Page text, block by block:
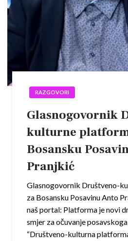
RAZGOVORI
Glasnogovornik
kulturne
Bosansku
Pranjkić
Glasnogovornik Društveno-
za Bosansku Posavinu Anto
naš portal: Platforma je novi
smjer za očuvanje
“Društveno-kulturna